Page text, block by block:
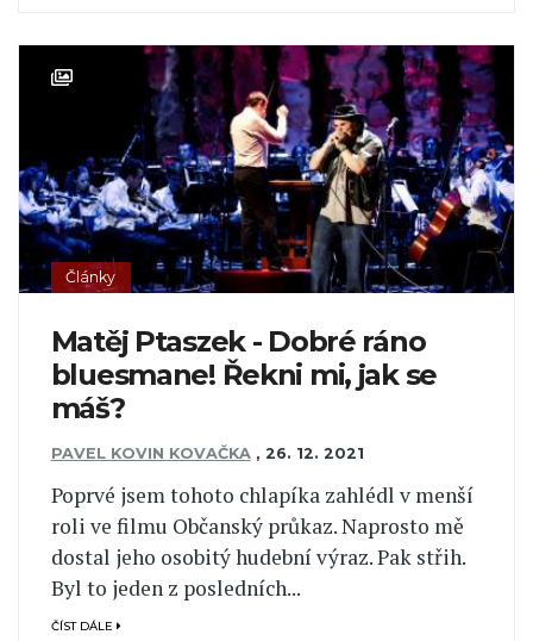
Články
Matěj Ptaszek - Dobré ráno
bluesmane! Řekni mi, jak se
máš?
PAVEL KOVIN KOVAČKA , 26. 12. 2021
Poprvé jsem tohoto chlapíka zahlédl v menší
roli ve filmu Občanský průkaz. Naprosto mě
dostal jeho osobitý hudební výraz. Pak střih.
Byl to jeden z posledních...
ČÍST DÁLE